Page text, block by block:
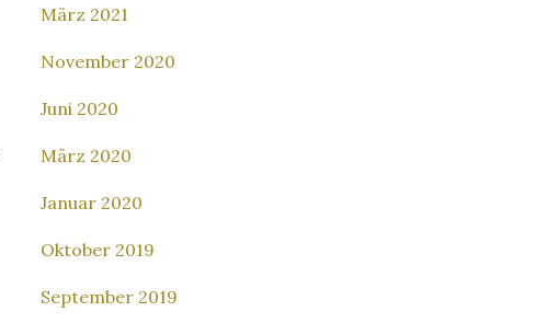
März 2021
November 2020
Juni 2020
März 2020
Januar 2020
Oktober 2019
September 2019